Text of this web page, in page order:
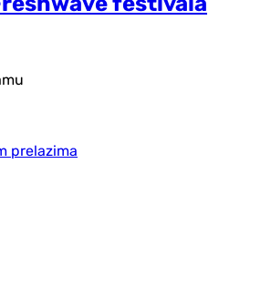
prelazima